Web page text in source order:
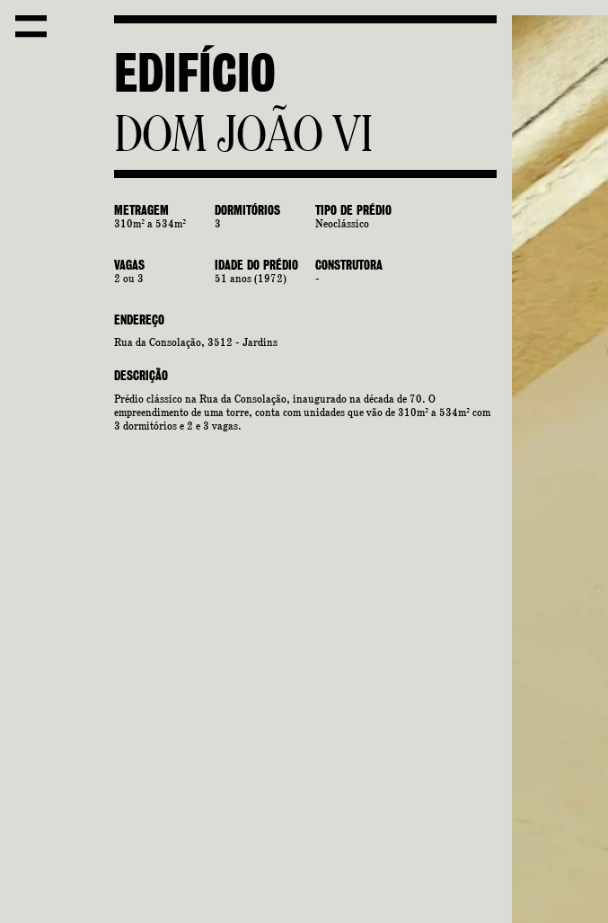
EDIFÍCIO
DOMJOÃOVI
METRAGEM
310m² a 534m²
DORMITÓRIOS
3
TIPO DE PRÉDIO
Neoclássico
VAGAS
2 ou 3
IDADE DO PRÉDIO
51 anos (1972)
CONSTRUTORA
-
ENDEREÇO
Rua da Consolação, 3512 - Jardins
DESCRIÇÃO
Prédio clássico na Rua da Consolação, inaugurado na década de 70. O
empreendimento de uma torre, conta com unidades que vão de 310m² a 534m² com
3 dormitórios e 2 e 3 vagas.